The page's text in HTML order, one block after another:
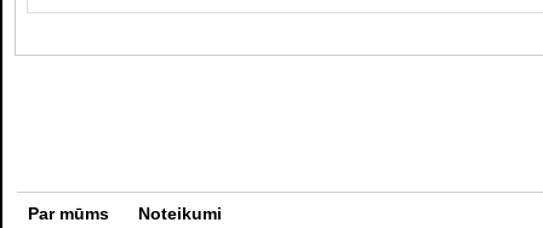
Par mūms Noteikumi